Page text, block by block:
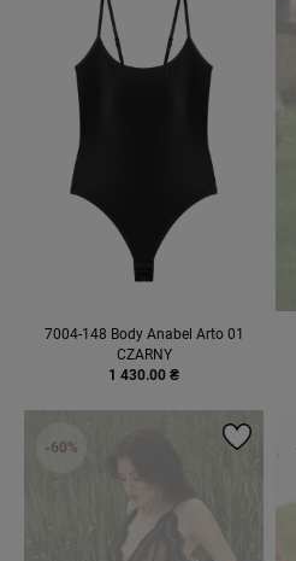
7004-148 Body Anabel Arto 01
CZARNY
1 430.00 ₴
-60%